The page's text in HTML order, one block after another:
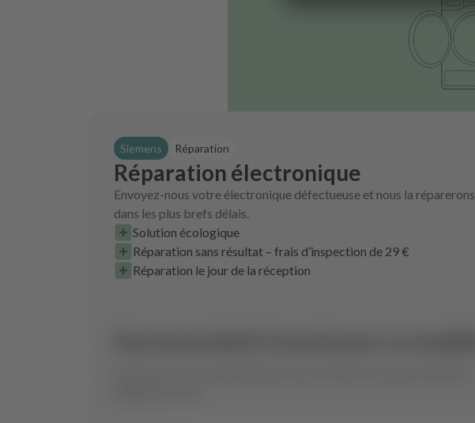
Siemens Réparation
Réparation électronique
Envoyez-nous votre électronique défectueuse et nous la réparerons
dans les plus brefs délais.
Solution écologique
Réparation sans résultat – frais d’inspection de 29 €
Réparation le jour de la réception